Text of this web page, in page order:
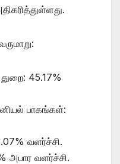
45.17%
பாகங்கள்:
வளர்ச்சி.
அபார வளர்ச்சி.